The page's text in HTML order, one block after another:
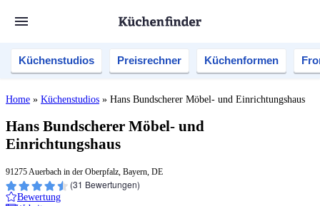
Küchenstudios Preisrechner Küchenformen
Home » Küchenstudios » Hans Bundscherer Möbel- und Einrichtungshaus
Hans Bundscherer Möbel- und
Einrichtungshaus
91275 Auerbach in der Oberpfalz, Bayern, DE
(31 Bewertungen)
Bewertung